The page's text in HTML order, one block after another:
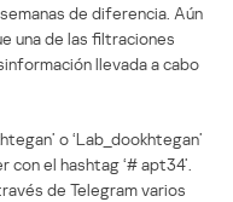
de diferencia. Aún
una de las filtraciones
llevada a cabo
o ‘Lab_dookhtegan’
el hashtag ‘# apt34’.
de Telegram varios